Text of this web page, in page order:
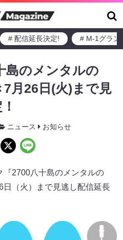
# 配信延長決定! # M-1グラン
島のメンタルの
月26日(火)まで見
ニュース お知らせ
2700八十島のメンタルの
（火）まで見逃し配信延長